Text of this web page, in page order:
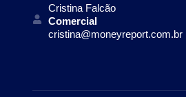
Cristina Falcão
Comercial
cristina@moneyreport.com.br